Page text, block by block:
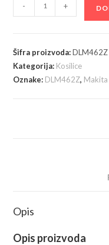
-
kosilica
DLM462Z
količina
- +
Šifra proizvoda:DLM462Z
Kategorija: Kosilice
Oznake: DLM462Z, Makita
Opis
Opis proizvoda